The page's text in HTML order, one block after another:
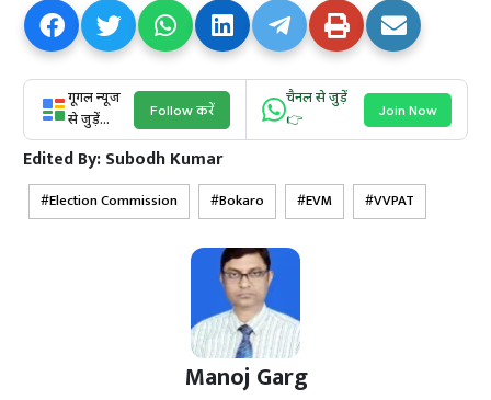
गूगल न्यूज
से जुड़ें...
Follow करें
चैनल से जुड़ें
👉
Join Now
Edited By:Subodh Kumar
Election Commission Bokaro EVM VVPAT
Manoj Garg